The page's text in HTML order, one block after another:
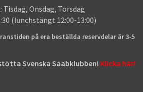
Tisdag, Onsdag, Torsdag
(lunchstängt 12:00-13:00)
på era beställda reservdelar är 3-5
Svenska Saabklubben! Klicka här!